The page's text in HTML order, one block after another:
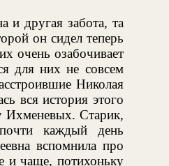
и другая забота, та
он сидел теперь
очень озабочивает
для них не совсем
Николая
вся история этого
Ихменевых. Старик,
каждый день
вспомнила про
и чаще, потихоньку